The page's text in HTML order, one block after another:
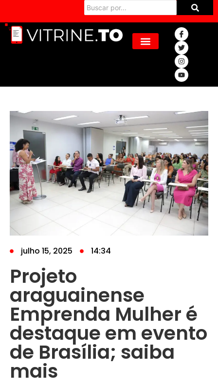
julho 15, 2025 14:34
Projeto
araguainense
Emprenda Mulher é
destaque em evento
de Brasília; saiba
mais